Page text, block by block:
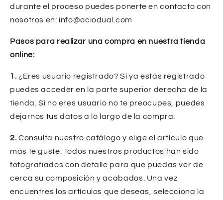
durante el proceso puedes ponerte en contacto con
nosotros en: info@ociodual.com
Pasos para realizar una compra en nuestra tienda
online:
1. ¿Eres usuario registrado? Si ya estás registrado
puedes acceder en la parte superior derecha de la
tienda. Si no eres usuario no te preocupes, puedes
dejarnos tus datos a lo largo de la compra.
2. Consulta nuestro catálogo y elige el artículo que
más te guste. Todos nuestros productos han sido
fotografiados con detalle para que puedas ver de
cerca su composición y acabados. Una vez
encuentres los artículos que deseas, selecciona la